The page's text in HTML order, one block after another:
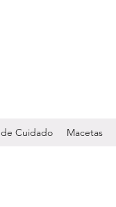
Cuidado Macetas